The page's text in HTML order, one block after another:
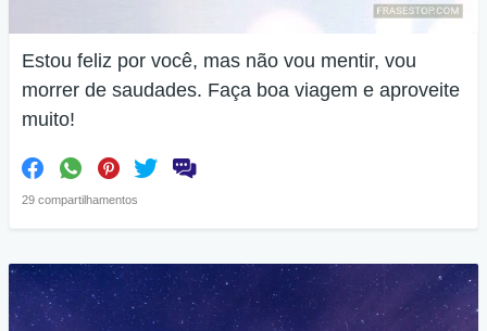
Estou feliz por você, mas não vou mentir, vou
morrer de saudades. Faça boa viagem e aproveite
muito!
29 compartilhamentos